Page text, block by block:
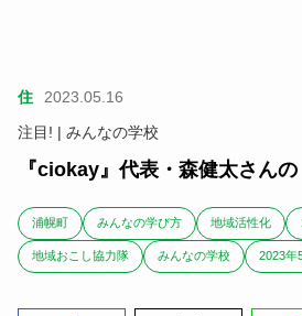
住
2023.05.16
注目! | みんなの学校
『ciokay』代表・森健太さんの
浦幌町 みんなの学び方 地域活性化
地域おこし協力隊 みんなの学校 2023年